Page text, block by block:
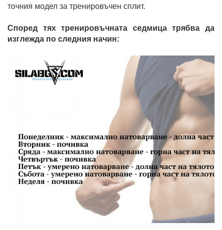
точния модел за тренировъчен сплит.
Според тях тренировъчната седмица трябва да
изглежда по следния начин: